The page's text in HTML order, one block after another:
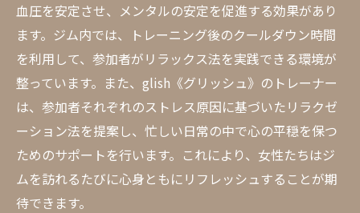
血圧を安定させ、メンタルの安定を促進する効果があり
ます。ジム内では、トレーニング後のクールダウン時間
を利用して、参加者がリラックス法を実践できる環境が
整っています。また、glish《グリッシュ》のトレーナー
は、参加者それぞれのストレス原因に基づいたリラクゼ
ーション法を提案し、忙しい日常の中で心の平穏を保つ
ためのサポートを行います。これにより、女性たちはジ
ムを訪れるたびに心身ともにリフレッシュすることが期
待できます。